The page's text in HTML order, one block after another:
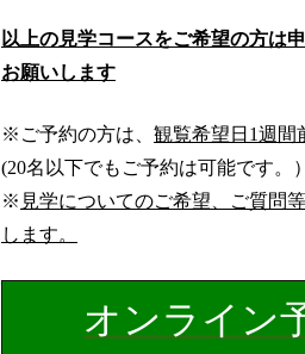
以上の見学コースをご希望の方は
お願いします
※ご予約の方は、 観覧希望日1週間
(20名以下でもご予約は可能です。）
※ 見学についてのご希望、ご質問
します。
オンライン